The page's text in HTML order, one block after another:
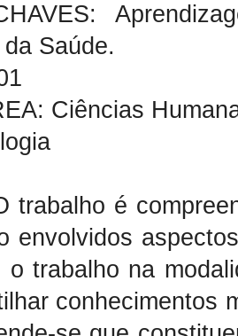
Saúde.
Ciências
trabalho é
envolvidos
o trabalho na
conhecimentos